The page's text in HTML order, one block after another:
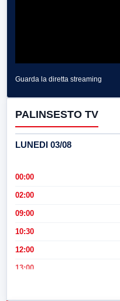
Guarda la diretta streaming
PALINSESTO TV
LUNEDI 03/08
00:00
02:00
09:00
10:30
12:00
13:00